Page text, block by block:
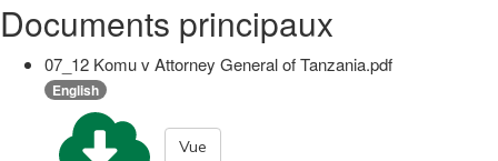
Documents principaux
07_12 Komu v Attorney General of Tanzania.pdf
English
Vue